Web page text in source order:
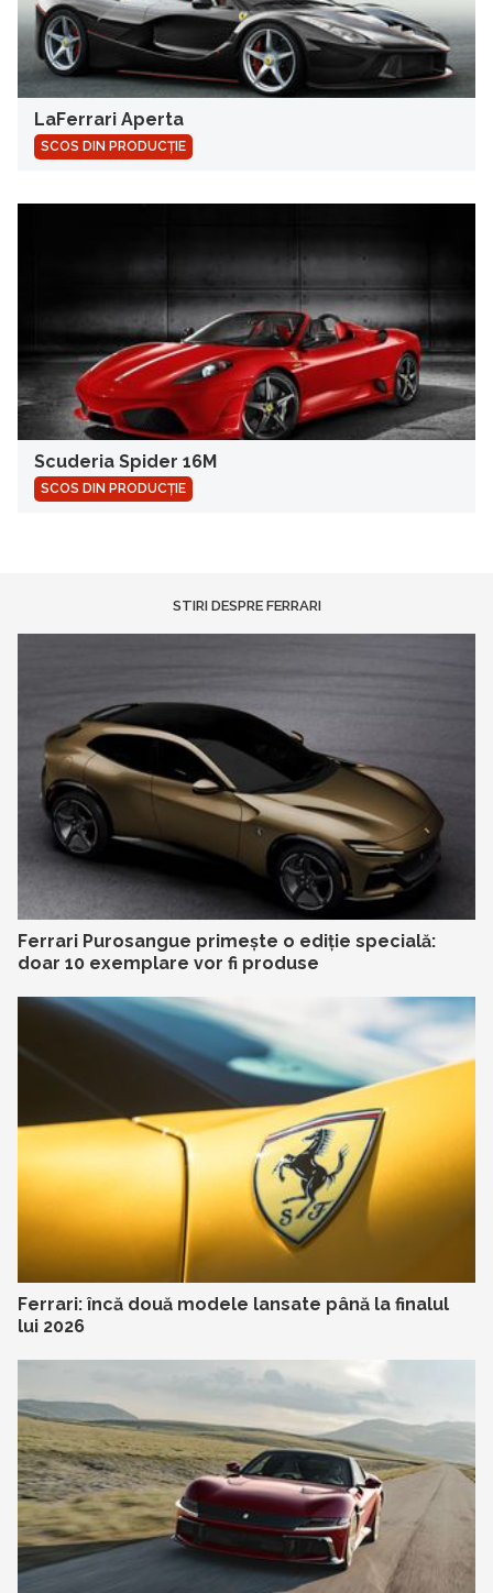
LaFerrari Aperta
SCOS DIN PRODUCȚIE
Scuderia Spider 16M
SCOS DIN PRODUCȚIE
STIRI DESPRE FERRARI
Ferrari Purosangue primește o ediție specială:
doar 10 exemplare vor fi produse
Ferrari: încă două modele lansate până la finalul
lui 2026